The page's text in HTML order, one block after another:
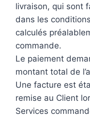
livraison, qui sont
dans les
calculés
commande.
Le paiement
montant total de
Une facture est
remise au Client
Services